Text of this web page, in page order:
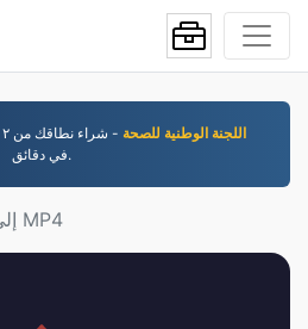
6- اللجنة الوطنية للصحة
في دقائق.
AC3 إلى MP4